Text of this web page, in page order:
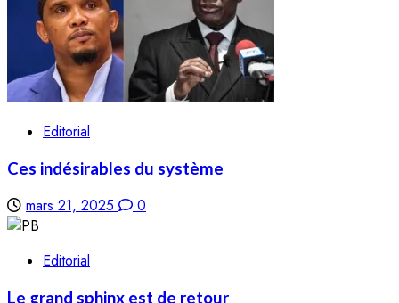
Editorial
Ces indésirables du système
mars 21, 2025 0
Editorial
Le grand sphinx est de retour